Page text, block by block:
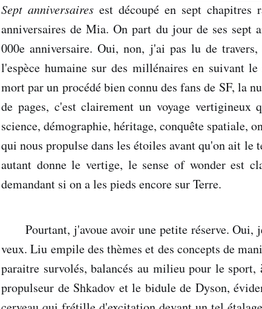
Sept anniversaires est découpé en sept chapitres
anniversaires de Mia. On part du jour de ses sept
000e anniversaire. Oui, non, j'ai pas lu de
l'espèce humaine sur des millénaires en suivant
mort par un procédé bien connu des fans de SF, la
de pages, c'est clairement un voyage vertigineux
science, démographie, héritage, conquête spatiale,
qui nous propulse dans les étoiles avant qu'on ait le
autant donne le vertige, le sense of wonder est
demandant si on a les pieds encore sur Terre.
Pourtant, j'avoue avoir une petite réserve.
veux. Liu empile des thèmes et des concepts de
paraitre survolés, balancés au milieu pour le
propulseur de Shkadov et le bidule de Dyson,